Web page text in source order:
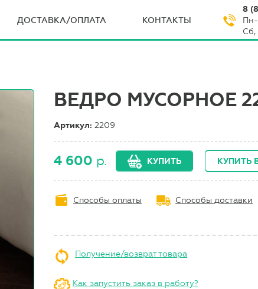
ДОСТАВКА/ОПЛАТА КОНТАКТЫ
8
Пн-
ВЕДРО МУСОРНОЕ
Артикул:2209
4 600 р. КУПИТЬ КУПИТЬ
Способы оплаты Способы доставки
Получение/возврат товара
Как запустить заказ в работу?